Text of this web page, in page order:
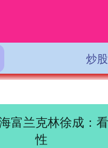
炒
富兰克林徐成：
性